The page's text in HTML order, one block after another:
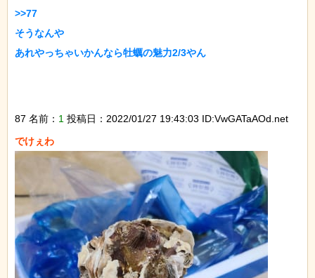
>>77
そうなんや
あれやっちゃいかんなら牡蠣の魅力2/3やん
87 名前： 1 投稿日：2022/01/27 19:43:03 ID:VwGATaAOd.net